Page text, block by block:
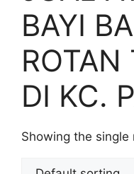
BAYI
ROTAN
DI KC.
Showing the single